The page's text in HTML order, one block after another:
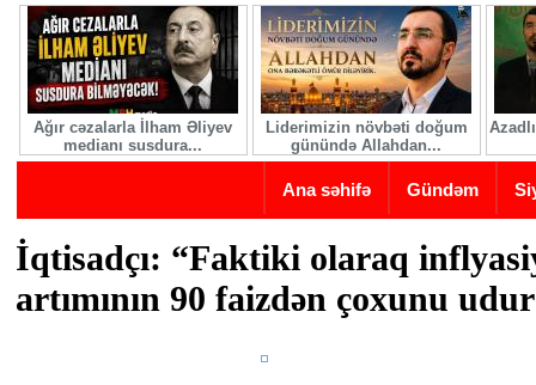
Skip to main content
Ağır cəzalarla İlham Əliyev
medianı susdura...
Liderimizin növbəti doğum
günündə Allahdan...
Ana səhifə Gündəm
İqtisadçı: “Faktiki olaraq
artımının 90 faizdən çoxunu